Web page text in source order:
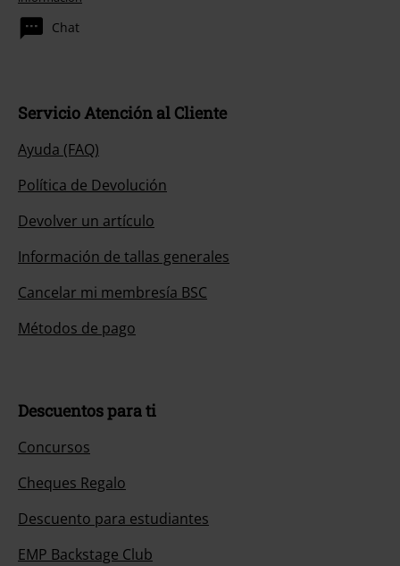
Chat
Servicio Atención al Cliente
Ayuda (FAQ)
Política de Devolución
Devolver un artículo
Información de tallas generales
Cancelar mi membresía BSC
Métodos de pago
Descuentos para ti
Concursos
Cheques Regalo
Descuento para estudiantes
EMP Backstage Club